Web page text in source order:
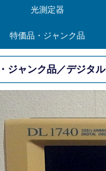
光測定器
特価品・ジャンク品
ジャンク品／デジタ